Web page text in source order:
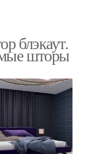
блэкаут.
шторы